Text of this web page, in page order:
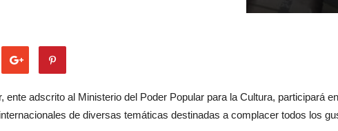
ente adscrito al Ministerio del Poder Popular para la Cultura, participará
de diversas temáticas destinadas a complacer todos los